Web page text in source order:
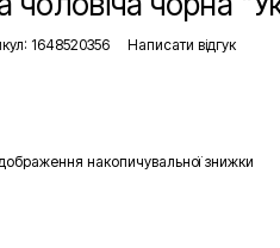
1648520356 Написати відгук
накопичувальної знижки